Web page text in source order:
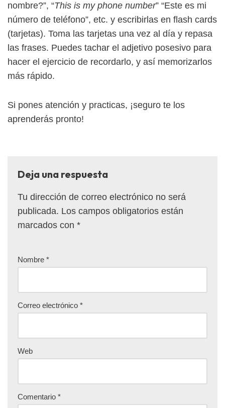
nombre?”, “This is my phone number” “Este es mi
número de teléfono”, etc. y escribirlas en flash cards
(tarjetas). Toma las tarjetas una vez al día y repasa
las frases. Puedes tachar el adjetivo posesivo para
hacer el ejercicio de recordarlo, y así memorizarlos
más rápido.
Si pones atención y practicas, ¡seguro te los
aprenderás pronto!
Deja una respuesta
Tu dirección de correo electrónico no será
publicada. Los campos obligatorios están
marcados con *
Nombre *
Correo electrónico *
Web
Comentario *